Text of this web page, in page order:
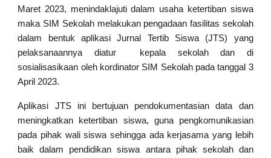
Maret 2023, menindaklajuti dalam usaha ketertiban siswa
maka SIM Sekolah melakukan pengadaan fasilitas sekolah
dalam bentuk aplikasi Jurnal Tertib Siswa (JTS) yang
pelaksanaannya diatur kepala sekolah dan di
sosialisasikaan oleh kordinator SIM Sekolah pada tanggal 3
April 2023.
Aplikasi JTS ini bertujuan pendokumentasian data dan
meningkatkan ketertiban siswa, guna pengkomunikasian
pada pihak wali siswa sehingga ada kerjasama yang lebih
baik dalam pendidikan siswa antara pihak sekolah dan